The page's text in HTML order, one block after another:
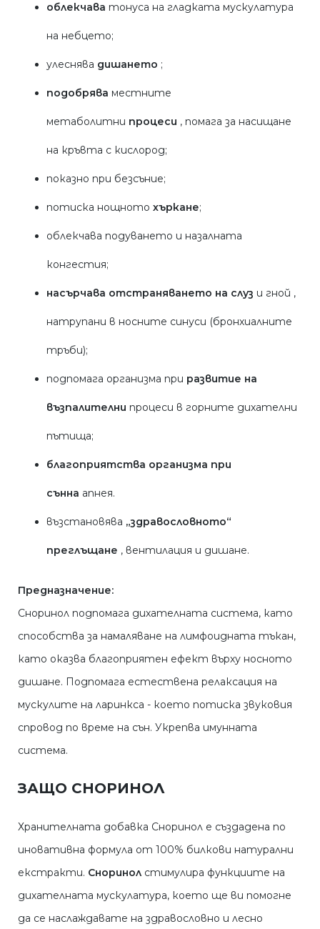
облекчава тонуса на гладката мускулатура
на небцето;
улеснява дишането ;
подобрява местните
метаболитни процеси , помага за насищане
на кръвта с кислород;
показно при безсъние;
потиска нощното хъркане;
облекчава подуването и назалната
конгестия;
насърчава отстраняването на слуз и гной ,
натрупани в носните синуси (бронхиалните
тръби);
подпомага организма при развитие на
възпалителни процеси в горните дихателни
пътища;
благоприятства организма при
сънна апнея.
възстановява „здравословното“
преглъщане , вентилация и дишане.
Предназначение:
Сноринол подпомага дихателната система, като
способства за намаляване на лимфоидната тъкан,
като оказва благоприятен ефект върху носното
дишане. Подпомага естествена релаксация на
мускулите на ларинкса - което потиска звуковия
спровод по време на сън. Укрепва имунната
система.
ЗАЩО СНОРИНОЛ
Хранителната добавка Сноринол е създадена по
иновативна формула от 100% билкови натурални
екстракти. Сноринол стимулира функциите на
дихателната мускулатура, което ще ви помогне
да се наслаждавате на здравословно и лесно